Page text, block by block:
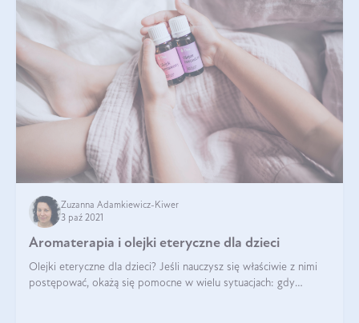
Zuzanna Adamkiewicz-Kiwer
3 paź 2021
Aromaterapia i olejki eteryczne dla dzieci
Olejki eteryczne dla dzieci? Jeśli nauczysz się właściwie z nimi
postępować, okażą się pomocne w wielu sytuacjach: gdy